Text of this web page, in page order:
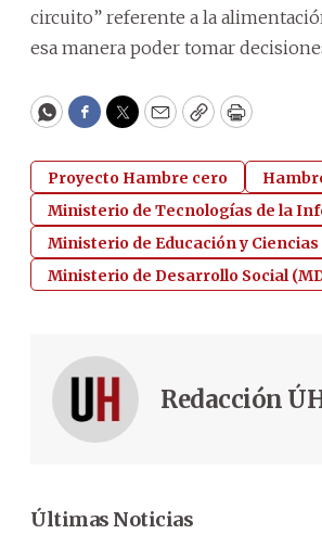
circuito” referente a la
esa manera poder tomar
WhatsApp
Facebook
Twitter
EmailCopyPrint
Proyecto Hambre cero
Ministerio de Tecnologías de la
Ministerio de Educación y Ciencias
Ministerio de Desarrollo Social
Redacción
Últimas Noticias